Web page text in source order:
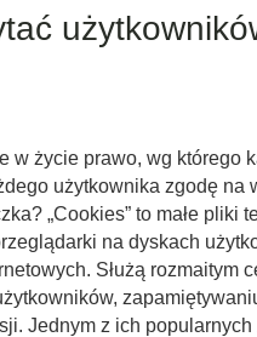
w życie prawo, wg którego
użytkownika zgodę na
„Cookies” to małe pliki
na dyskach
Służą rozmaitym
Jednym z ich